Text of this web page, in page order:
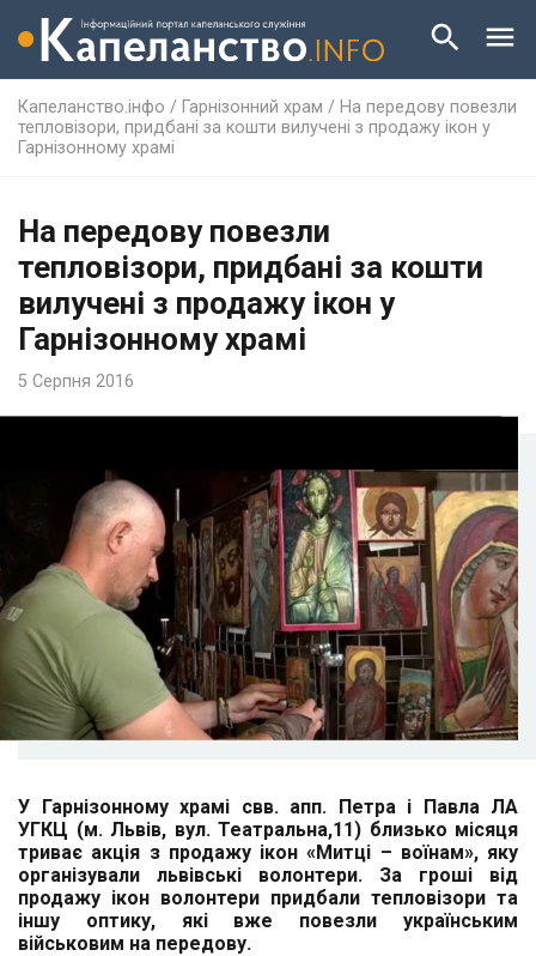
Капеланство.інфо / Гарнізонний храм / На передову повезли
тепловізори, придбані за кошти вилучені з продажу ікон у
Гарнізонному храмі
На передову повезли
тепловізори, придбані за кошти
вилучені з продажу ікон у
Гарнізонному храмі
5 Серпня 2016
У Гарнізонному храмі свв. апп. Петра і Павла ЛА
УГКЦ (м. Львів, вул. Театральна,11) близько місяця
триває акція з продажу ікон «Митці – воїнам», яку
організували львівські волонтери. За гроші від
продажу ікон волонтери придбали тепловізори та
іншу оптику, які вже повезли українським
військовим на передову.